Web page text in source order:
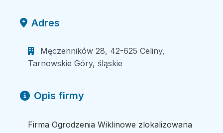
Adres
Męczenników 28, 42-625 Celiny,
Tarnowskie Góry, śląskie
Opis firmy
Firma Ogrodzenia Wiklinowe zlokalizowana